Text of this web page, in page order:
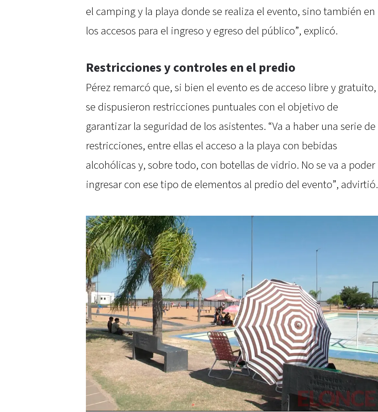
el camping y la playa donde se realiza el evento, sino también en
los accesos para el ingreso y egreso del público”, explicó.
Restricciones y controles en el predio
Pérez remarcó que, si bien el evento es de acceso libre y gratuito,
se dispusieron restricciones puntuales con el objetivo de
garantizar la seguridad de los asistentes. “Va a haber una serie de
restricciones, entre ellas el acceso a la playa con bebidas
alcohólicas y, sobre todo, con botellas de vidrio. No se va a poder
ingresar con ese tipo de elementos al predio del evento”, advirtió.